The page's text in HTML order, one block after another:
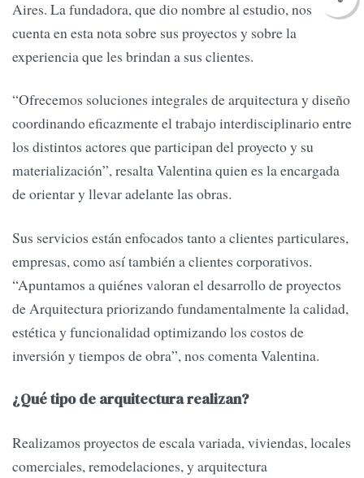
Aires. La fundadora, que dio nombre al estudio, nos
cuenta en esta nota sobre sus proyectos y sobre la
experiencia que les brindan a sus clientes.
“Ofrecemos soluciones integrales de arquitectura y diseño
coordinando eficazmente el trabajo interdisciplinario entre
los distintos actores que participan del proyecto y su
materialización”, resalta Valentina quien es la encargada
de orientar y llevar adelante las obras.
Sus servicios están enfocados tanto a clientes particulares,
empresas, como así también a clientes corporativos.
“Apuntamos a quiénes valoran el desarrollo de proyectos
de Arquitectura priorizando fundamentalmente la calidad,
estética y funcionalidad optimizando los costos de
inversión y tiempos de obra”, nos comenta Valentina.
¿Qué tipo de arquitectura realizan?
Realizamos proyectos de escala variada, viviendas, locales
comerciales, remodelaciones, y arquitectura